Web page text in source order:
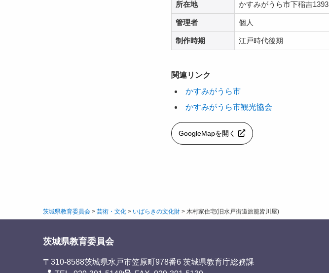
所在地 かすみがうら市下稲吉1393
管理者 個人
制作時期 江戸時代後期
関連リンク
かすみがうら市
かすみがうら市観光協会
GoogleMapを開く
茨城県教育委員会 > 芸術・文化 > いばらきの文化財 > 木村家住宅(旧水戸街道旅籠皆川屋)
茨城県教育委員会
〒310-8588茨城県水戸市笠原町978番6 茨城県教育庁総務課